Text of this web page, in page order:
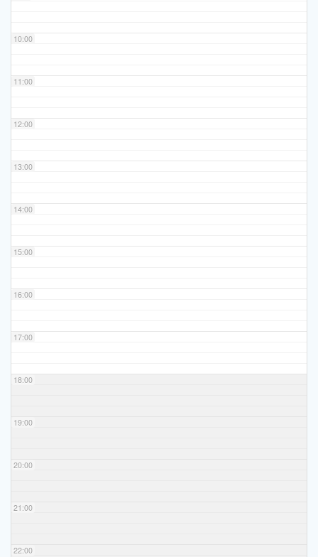
10:00
11:00
12:00
13:00
14:00
15:00
16:00
17:00
18:00
19:00
20:00
21:00
22:00